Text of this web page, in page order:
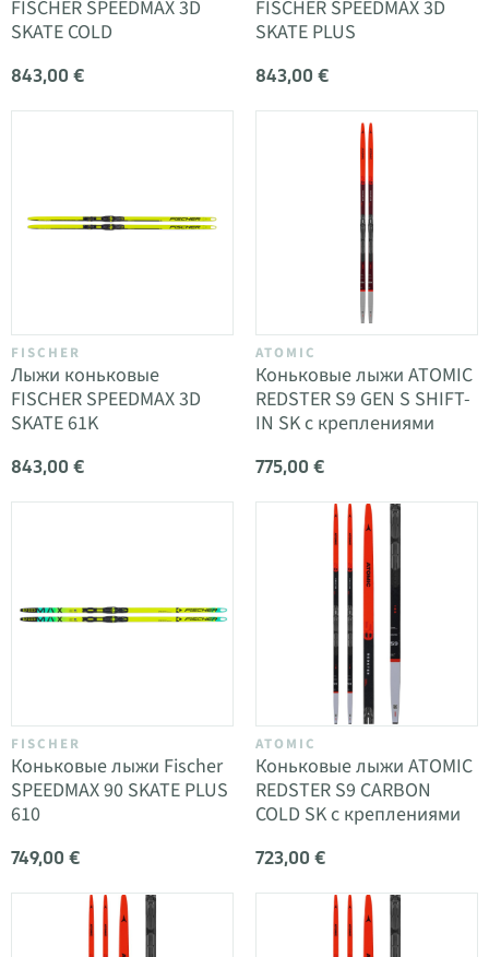
FISCHER SPEEDMAX 3D
SKATE COLD
843,00 €
FISCHER SPEEDMAX 3D
SKATE PLUS
843,00 €
FISCHER
Лыжи коньковые
FISCHER SPEEDMAX 3D
SKATE 61K
843,00 €
ATOMIC
Коньковые лыжи ATOMIC
REDSTER S9 GEN S SHIFT-
IN SK с креплениями
775,00 €
FISCHER
Коньковые лыжи Fischer
SPEEDMAX 90 SKATE PLUS
610
749,00 €
ATOMIC
Коньковые лыжи ATOMIC
REDSTER S9 CARBON
COLD SK с креплениями
723,00 €